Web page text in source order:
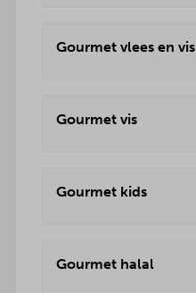
Gourmet vlees en vis
Gourmet vis
Gourmet kids
Gourmet halal